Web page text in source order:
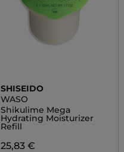
SHISEIDO
WASO
Shikulime Mega
Hydrating Moisturizer
Refill
25,83 €